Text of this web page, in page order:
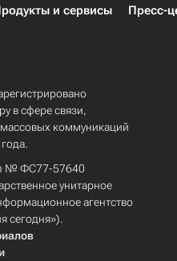
и сервисы Пресс-
в сфере связи,
коммуникаций
№ ФС77-57640
унитарное
агентство
сегодня»).